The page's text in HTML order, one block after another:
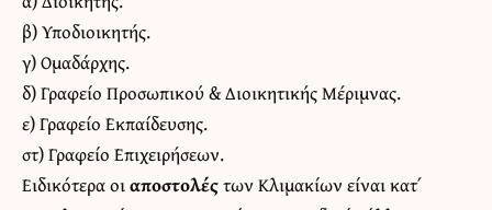
β) Υποδιοικητής.
γ) Ομαδάρχης.
δ) Γραφείο Προσωπικού & Διοικητικής Μέριμνας.
ε) Γραφείο Εκπαίδευσης.
στ) Γραφείο Επιχειρήσεων.
Ειδικότερα οιαποστολέςτων Κλιμακίων είναι κατ΄